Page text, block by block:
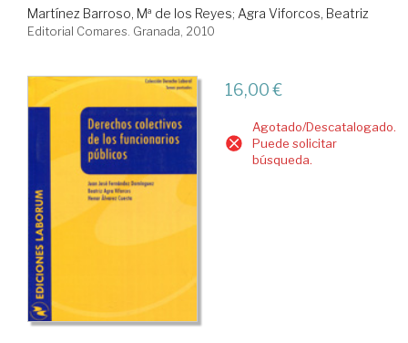
Martínez Barroso, Mª de los Reyes; Agra Viforcos, Beatriz
Editorial Comares. Granada, 2010
16,00 €
Agotado/Descatalogado.
Puede solicitar
búsqueda.